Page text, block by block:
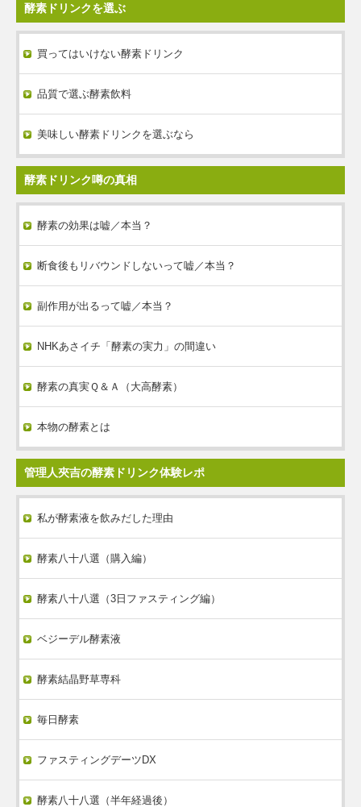
酵素ドリンクを選ぶ
買ってはいけない酵素ドリンク
品質で選ぶ酵素飲料
美味しい酵素ドリンクを選ぶなら
酵素ドリンク噂の真相
酵素の効果は嘘／本当？
断食後もリバウンドしないって嘘／本当？
副作用が出るって嘘／本当？
NHKあさイチ「酵素の実力」の間違い
酵素の真実Ｑ＆Ａ（大高酵素）
本物の酵素とは
管理人夾吉の酵素ドリンク体験レポ
私が酵素液を飲みだした理由
酵素八十八選（購入編）
酵素八十八選（3日ファスティング編）
ベジーデル酵素液
酵素結晶野草専科
毎日酵素
ファスティングデーツDX
酵素八十八選（半年経過後）